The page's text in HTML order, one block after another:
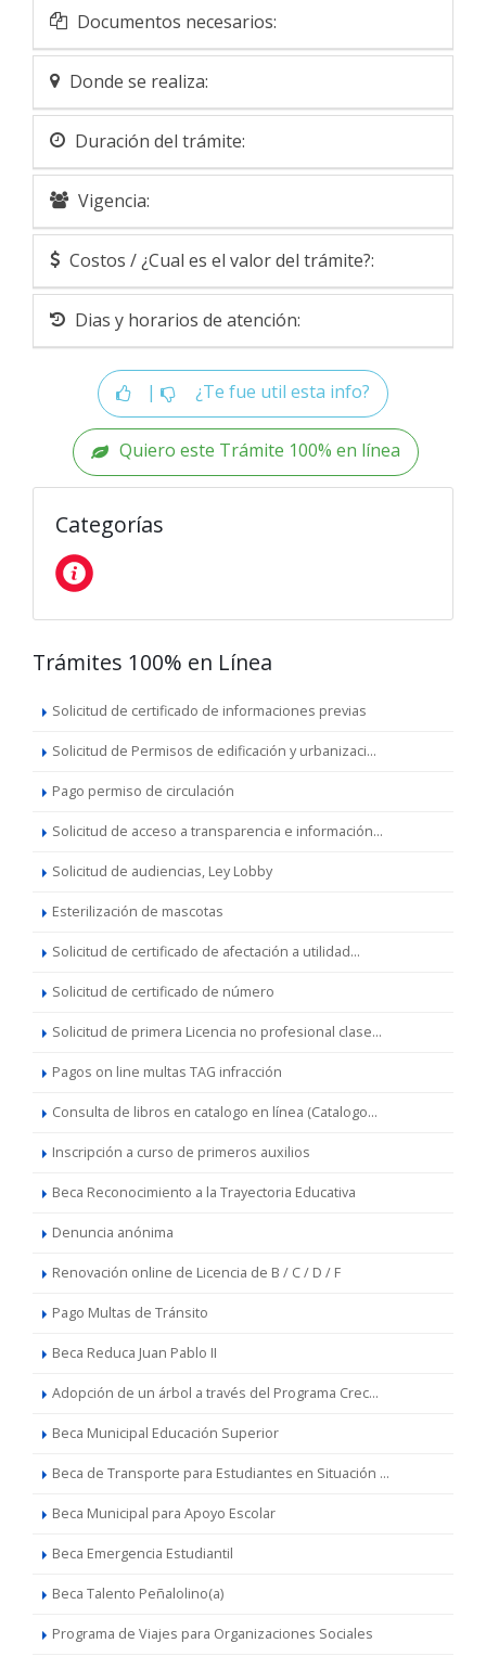
Documentos necesarios:
Donde se realiza:
Duración del trámite:
Vigencia:
Costos / ¿Cual es el valor del trámite?:
Dias y horarios de atención:
| ¿Te fue util esta info?
Quiero este Trámite 100% en línea
Categorías
Trámites 100% en Línea
Solicitud de certificado de informaciones previas
Solicitud de Permisos de edificación y urbanizaci...
Pago permiso de circulación
Solicitud de acceso a transparencia e información...
Solicitud de audiencias, Ley Lobby
Esterilización de mascotas
Solicitud de certificado de afectación a utilidad...
Solicitud de certificado de número
Solicitud de primera Licencia no profesional clase...
Pagos on line multas TAG infracción
Consulta de libros en catalogo en línea (Catalogo...
Inscripción a curso de primeros auxilios
Beca Reconocimiento a la Trayectoria Educativa
Denuncia anónima
Renovación online de Licencia de B / C / D / F
Pago Multas de Tránsito
Beca Reduca Juan Pablo II
Adopción de un árbol a través del Programa Crec...
Beca Municipal Educación Superior
Beca de Transporte para Estudiantes en Situación ...
Beca Municipal para Apoyo Escolar
Beca Emergencia Estudiantil
Beca Talento Peñalolino(a)
Programa de Viajes para Organizaciones Sociales